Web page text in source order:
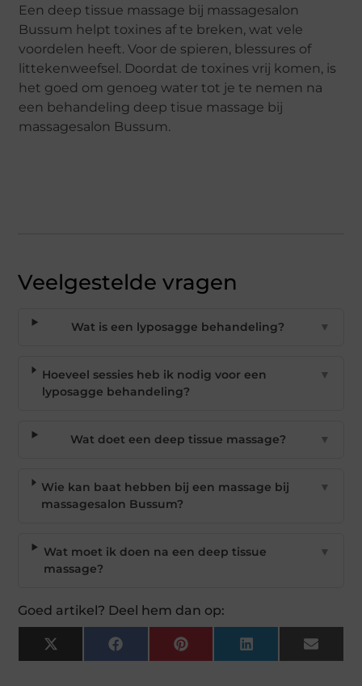
Een deep tissue massage bij massagesalon
Bussum helpt toxines af te breken, wat vele
voordelen heeft. Voor de spieren, blessures of
littekenweefsel. Doordat de toxines vrij komen, is
het goed om genoeg water tot je te nemen na
een behandeling deep tisue massage bij
massagesalon Bussum.
Veelgestelde vragen
Wat is een lyposagge behandeling? ▼
Hoeveel sessies heb ik nodig voor een
lyposagge behandeling?
▼
Wat doet een deep tissue massage? ▼
Wie kan baat hebben bij een massage bij
massagesalon Bussum?
▼
Wat moet ik doen na een deep tissue
massage?
▼
Goed artikel? Deel hem dan op:
X
(Twitter)
Facebook Pinterest LinkedIn Email